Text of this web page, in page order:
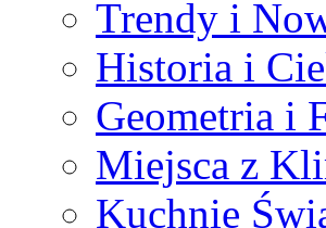
Trendy i
Historia i
Geometria i
Miejsca z
Kuchnie